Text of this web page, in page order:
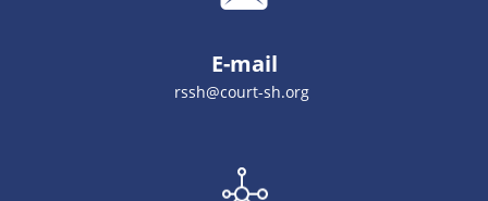
E-mail
rssh@court-sh.org